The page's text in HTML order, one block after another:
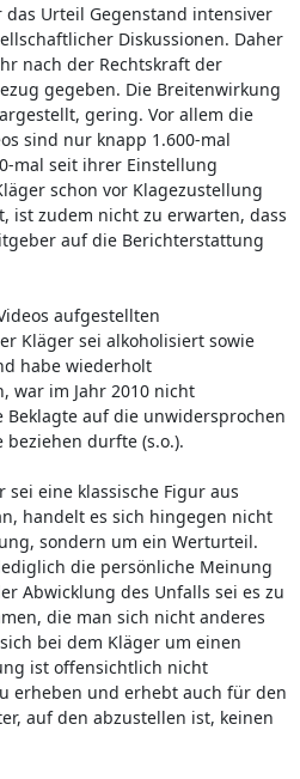
Urteil Gegenstand intensiver
Diskussionen. Daher
nach der Rechtskraft der
gegeben. Die Breitenwirkung
gering. Vor allem die
sind nur knapp 1.600-mal
mal seit ihrer Einstellung
schon vor Klagezustellung
ist zudem nicht zu erwarten, dass
auf die Berichterstattung
aufgestellten
Kläger sei alkoholisiert sowie
habe wiederholt
war im Jahr 2010 nicht
Beklagte auf die unwidersprochen
durfte (s.o.).
sei eine klassische Figur aus
handelt es sich hingegen nicht
sondern um ein Werturteil.
die persönliche Meinung
Abwicklung des Unfalls sei es zu
die man sich nicht anderes
bei dem Kläger um einen
ist offensichtlich nicht
erheben und erhebt auch für den
auf den abzustellen ist, keinen